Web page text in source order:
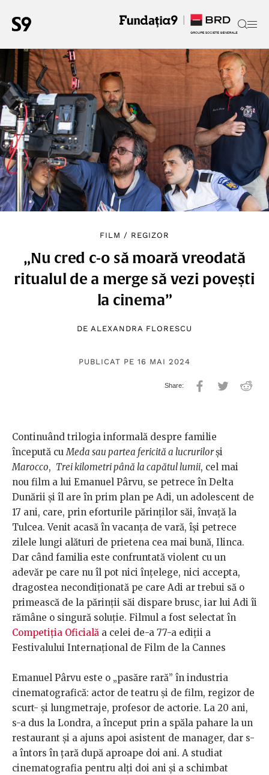
FILM / REGIZOR
„Nu cred c-o să moară vreodată
ritualul de a merge să vezi povești
la cinema”
DE ALEXANDRA FLORESCU
PUBLICAT PE 16 MAI 2024
Continuând trilogia informală despre familie
începută cuMeda sau partea fericită a lucrurilorși
Marocco, Trei kilometri până la capătul lumii, cel mai
nou film a lui Emanuel Pârvu, se petrece în Delta
Dunării și îl are în prim plan pe Adi, un adolescent de
17 ani, care, prin eforturile părinților săi, învață la
Tulcea. Venit acasă în vacanța de vară, își petrece
zilele lungi alături de prietena cea mai bună, Ilinca.
Dar când familia este confruntată violent cu un
adevăr pe care nu îl pot nici înțelege, nici accepta,
dragostea necondiționată pe care Adi ar trebui să o
primească de la părinții săi dispare brusc, iar lui Adi îi
rămâne o singură soluție. Filmul a fost selectat în
Competiția Oficială a celei de-a 77-a ediții a
Festivalului Internațional de Film de la Cannes
Emanuel Pârvu este o „pasăre rară” în industria
cinematografică: actor de teatru și de film, regizor de
scurt- și lungmetraje, profesor de actorie. La 20 ani,
s-a dus la Londra, a început prin a spăla pahare la un
restaurant și a ajuns apoi asistent de manager, dar s-
a întors în țară după aproape doi ani. A studiat
cinematografia pentru alți doi ani și a schimbat